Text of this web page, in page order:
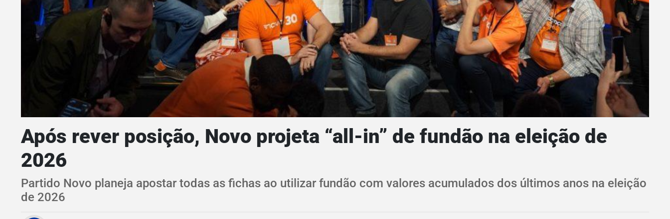
Após rever posição, Novo projeta “all-in” de fundão na eleição de
2026
Partido Novo planeja apostar todas as fichas ao utilizar fundão com valores acumulados dos últimos anos na eleição
de 2026